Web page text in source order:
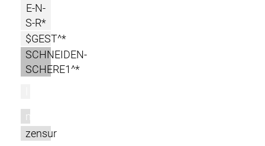
E-N-
S-R*
$GEST^*
SCHNEIDEN-
SCHERE1^*
m
zensur